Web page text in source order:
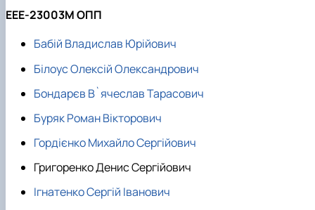
ЕЕЕ-23003М ОПП
Бабій Владислав Юрійович
Білоус Олексій Олександрович
Бондарєв В`ячеслав Тарасович
Буряк Роман Вікторович
Гордієнко Михайло Сергійович
Григоренко Денис Сергійович
Ігнатенко Сергій Іванович